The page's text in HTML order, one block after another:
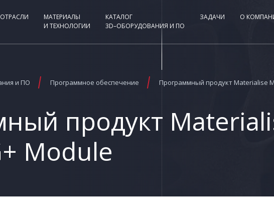
ОТРАСЛИ
МАТЕРИАЛЫ
И ТЕХНОЛОГИИ
КАТАЛОГ
3D–ОБОРУДОВАНИЯ И ПО
ЗАДАЧИ О
и ПО Программное обеспечение Программный продукт Materialise
продукт
Module